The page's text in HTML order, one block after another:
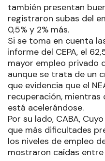
también presentan
registraron subas del
0,5% y 2% más.
Si se toma en cuenta
informe del CEPA, el
mayor empleo privado
aunque se trata de un
que evidencia que el
recuperación, mientras
está acelerándose.
Por su lado, CABA,
que más dificultades
los niveles de empleo
mostraron caídas entre